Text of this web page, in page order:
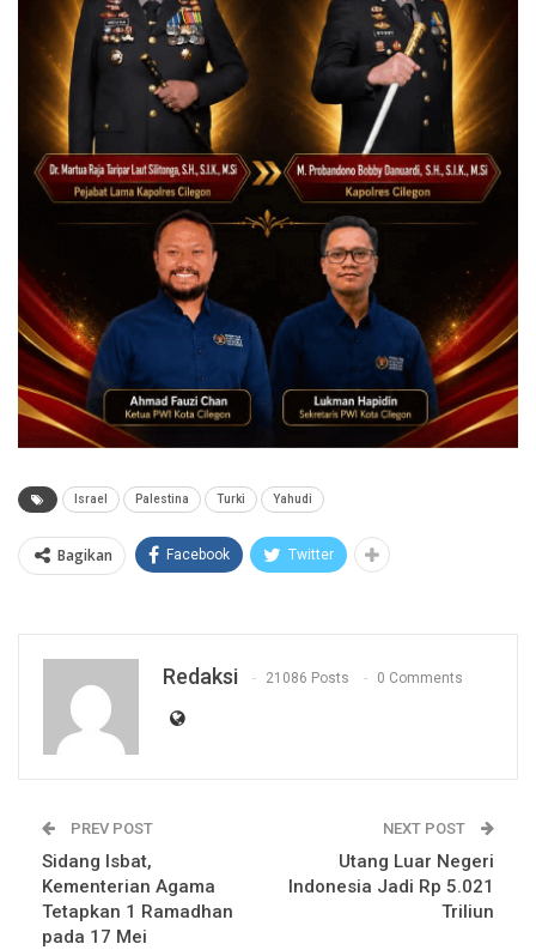
Israel Palestina Turki Yahudi
Bagikan Facebook Twitter
Redaksi 21086 Posts 0 Comments
PREV POST
Sidang Isbat,
Kementerian Agama
Tetapkan 1 Ramadhan
pada 17 Mei
NEXT POST
Utang Luar Negeri
Indonesia Jadi Rp 5.021
Triliun